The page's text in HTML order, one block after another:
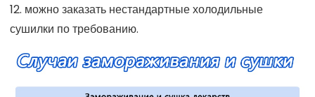
12. можно заказать нестандартные холодильные
сушилки по требованию.